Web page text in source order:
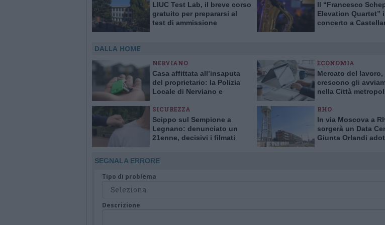
LIUC Test Lab, il breve corso
gratuito per prepararsi al
test di ammissione
Il “Francesco
Elevation Quartet”
concerto a
DALLA HOME
NERVIANO
Casa affittata all’insaputa
del proprietario: la Polizia
Locale di Nerviano e
ECONOMIA
Mercato del lavoro,
crescono gli
nella Città
SICUREZZA
Scippo sul Sempione a
Legnano: denunciato un
21enne, decisivi i filmati
RHO
In via Moscova a
sorgerà un Data
Giunta Orlandi
SEGNALA ERRORE
Tipo di problema
Descrizione